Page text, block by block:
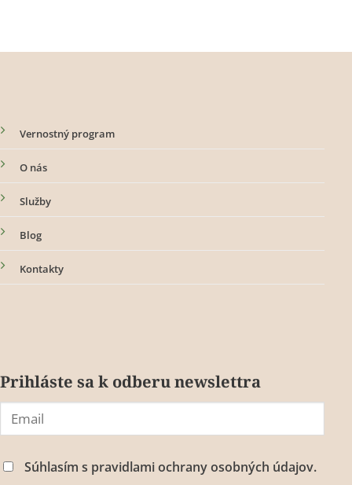
Vernostný program
O nás
Služby
Blog
Kontakty
Prihláste sa k odberu newslettra
Súhlasím s pravidlami ochrany osobných údajov.